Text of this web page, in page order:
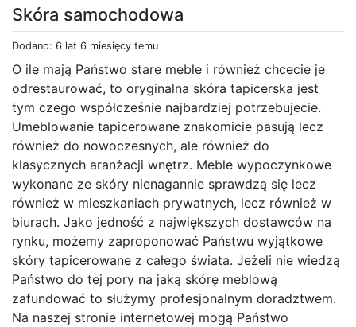
Skóra samochodowa
Dodano: 6 lat 6 miesięcy temu
O ile mają Państwo stare meble i również chcecie je
odrestaurować, to oryginalna skóra tapicerska jest
tym czego współcześnie najbardziej potrzebujecie.
Umeblowanie tapicerowane znakomicie pasują lecz
również do nowoczesnych, ale również do
klasycznych aranżacji wnętrz. Meble wypoczynkowe
wykonane ze skóry nienagannie sprawdzą się lecz
również w mieszkaniach prywatnych, lecz również w
biurach. Jako jedność z największych dostawców na
rynku, możemy zaproponować Państwu wyjątkowe
skóry tapicerowane z całego świata. Jeżeli nie wiedzą
Państwo do tej pory na jaką skórę meblową
zafundować to służymy profesjonalnym doradztwem.
Na naszej stronie internetowej mogą Państwo